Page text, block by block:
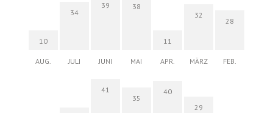
10
AUG.
34
JULI
39
JUNI
38
MAI
11
APR.
32
MÄRZ
28
FEB.
41
35
40
29